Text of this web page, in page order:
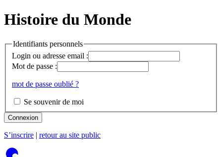
Histoire du Monde
Identifiants personnels
Login ou adresse email :
Mot de passe :
mot de passe oublié ?
Se souvenir de moi
Connexion
S’inscrire retour au site public